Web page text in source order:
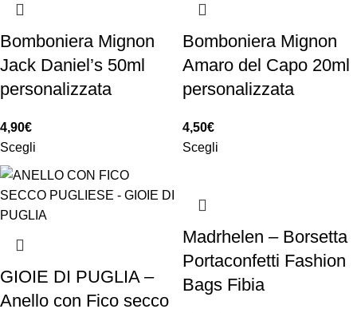
Bomboniera Mignon
Jack Daniel’s 50ml
personalizzata
4,90€
Scegli
Bomboniera Mignon
Amaro del Capo 20ml
personalizzata
4,50€
Scegli
GIOIE DI PUGLIA –
Anello con Fico secco
Madrhelen – Borsetta
Portaconfetti Fashion
Bags Fibia